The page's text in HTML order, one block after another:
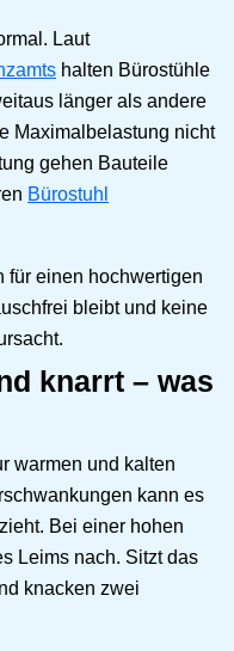
Laut
halten Bürostühle
länger als andere
Maximalbelastung nicht
gehen Bauteile
Bürostuhl
für einen hochwertigen
bleibt und keine
knarrt – was
warmen und kalten
kann es
Bei einer hohen
Leims nach. Sitzt das
knacken zwei